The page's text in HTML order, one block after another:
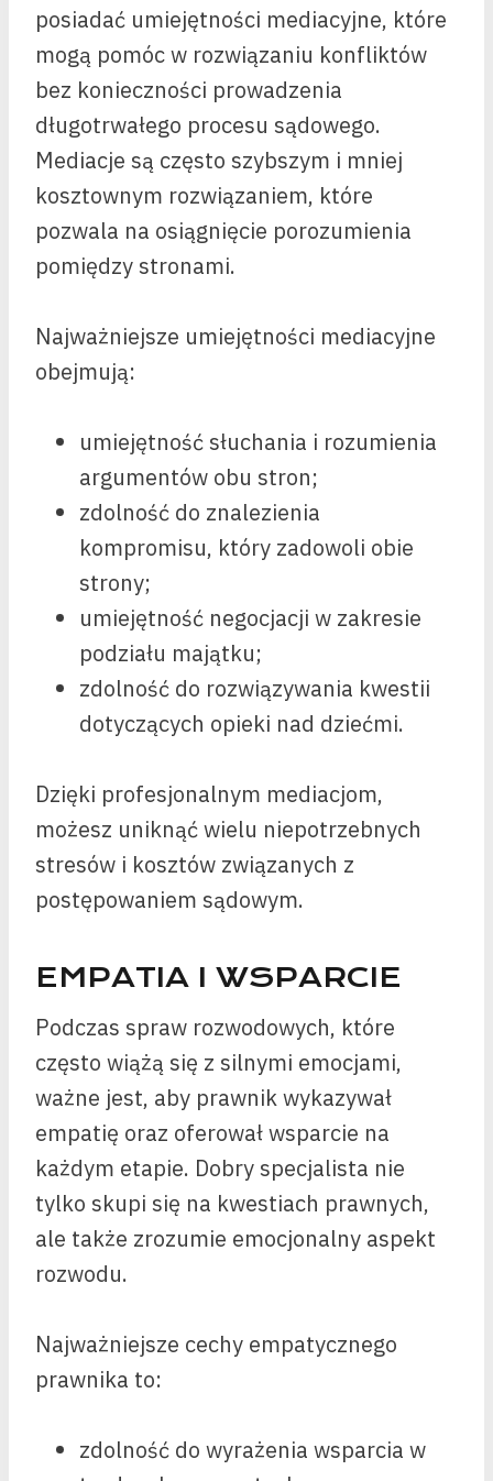
posiadać umiejętności mediacyjne, które
mogą pomóc w rozwiązaniu konfliktów
bez konieczności prowadzenia
długotrwałego procesu sądowego.
Mediacje są często szybszym i mniej
kosztownym rozwiązaniem, które
pozwala na osiągnięcie porozumienia
pomiędzy stronami.
Najważniejsze umiejętności mediacyjne
obejmują:
umiejętność słuchania i rozumienia
argumentów obu stron;
zdolność do znalezienia
kompromisu, który zadowoli obie
strony;
umiejętność negocjacji w zakresie
podziału majątku;
zdolność do rozwiązywania kwestii
dotyczących opieki nad dziećmi.
Dzięki profesjonalnym mediacjom,
możesz uniknąć wielu niepotrzebnych
stresów i kosztów związanych z
postępowaniem sądowym.
EMPATIA I WSPARCIE
Podczas spraw rozwodowych, które
często wiążą się z silnymi emocjami,
ważne jest, aby prawnik wykazywał
empatię oraz oferował wsparcie na
każdym etapie. Dobry specjalista nie
tylko skupi się na kwestiach prawnych,
ale także zrozumie emocjonalny aspekt
rozwodu.
Najważniejsze cechy empatycznego
prawnika to:
zdolność do wyrażenia wsparcia w